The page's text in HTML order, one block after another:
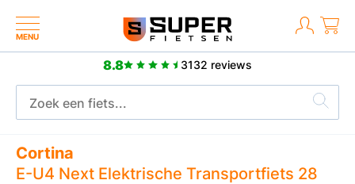
MENU
8.8 3132 reviews
Meer dan 2500 positieve reviews
Cortina
E-U4 Next Elektrische Transportfiets 28